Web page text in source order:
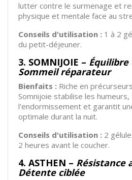
lutter contre le surmenage et
physique et mentale face au
Conseils d'utilisation : 1 à 2
du petit-déjeuner.
3. SOMNIJOIE –
Sommeil réparateur
Bienfaits : Riche en
Somnijoie stabilise les
l'endormissement et garantit
optimale durant la nuit.
Conseils d'utilisation : 2
2 heures avant le coucher.
4. ASTHEN – Résistance
Détente ciblée